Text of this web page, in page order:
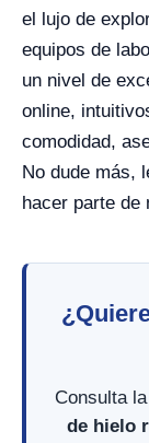
el lujo de
equipos de
un nivel de
online,
comodidad,
No dude más,
hacer parte de
Consulta
de hielo